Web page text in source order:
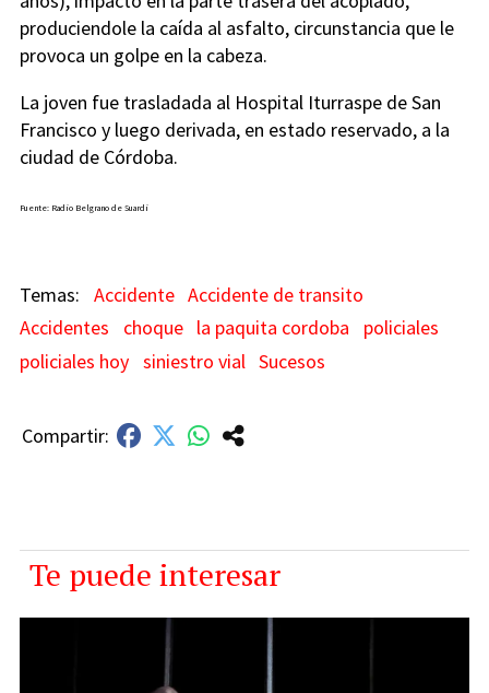
produciendole la caída al asfalto, circunstancia que le
provoca un golpe en la cabeza.
La joven fue trasladada al Hospital Iturraspe de San
Francisco y luego derivada, en estado reservado, a la
ciudad de Córdoba.
Fuente: Radio Belgrano de Suardi
Accidente Accidente de transito
Accidentes
choque la paquita cordoba
policiales
policiales hoy siniestro vial Sucesos
Te puede interesar